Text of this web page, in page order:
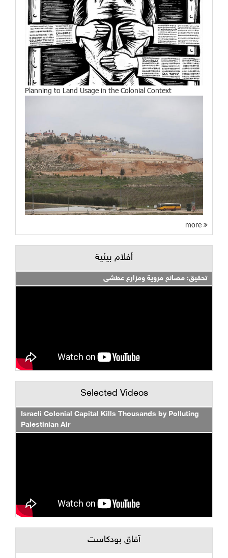
Planning to Land Usage in the Colonial Context
أفلام بيئية
تحقيق: مصانع مروية ومزارع عطشى
Selected Videos
Israeli Colonial Capital Kills Thousands by Polluting
Palestinian Air
آفاق بودكاست